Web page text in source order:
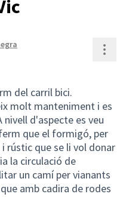
del carril bici.
molt manteniment i es
d'aspecte es veu
que el formigó, per
rústic que se li vol donar
la circulació de
un camí per vianants
amb cadira de rodes